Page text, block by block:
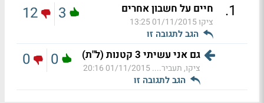
1
. חיים על חשבון אחרים
ציקו01/11/2015 13:25
הגב לתגובה זו
3
12
גם אני עשיתי 3 קטנות (ל"ת)
ציקו, תעביר....01/11/2015 20:16
הגב לתגובה זו
0
0